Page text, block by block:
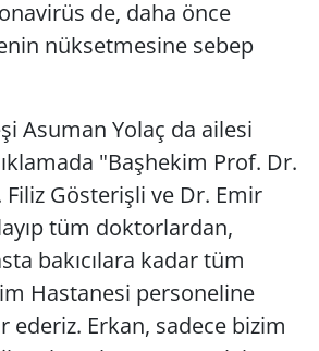
de, daha önce
nüksetmesine sebep
Asuman Yolaç da ailesi
"Başhekim Prof. Dr.
Gösterişli ve Dr. Emir
tüm doktorlardan,
bakıcılara kadar tüm
Hastanesi personeline
ederiz. Erkan, sadece bizim